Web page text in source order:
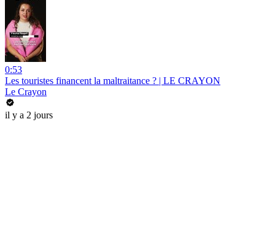
0:53
Les touristes financent la maltraitance ? | LE CRAYON
Le Crayon
il y a 2 jours